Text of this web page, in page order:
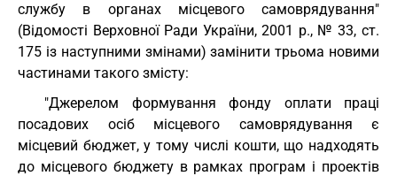
службу в органах місцевого самоврядування"
(Відомості Верховної Ради України, 2001 р., № 33, ст.
175 із наступними змінами) замінити трьома новими
частинами такого змісту:
"Джерелом формування фонду оплати праці
посадових осіб місцевого самоврядування є
місцевий бюджет, у тому числі кошти, що надходять
до місцевого бюджету в рамках програм і проектів